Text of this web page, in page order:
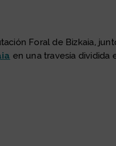
Foral de Bizkaia,
en una travesía dividida